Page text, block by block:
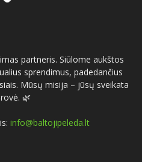
partneris. Siūlome aukštos
sprendimus, padedančius
Mūsų misija – jūsų sveikata
🌿
info@baltojipeleda.lt